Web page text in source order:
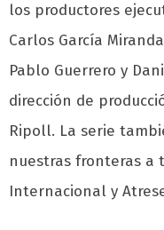
los productores
Carlos García
Pablo Guerrero y
dirección de
Ripoll. La serie
nuestras fronteras a
Internacional y